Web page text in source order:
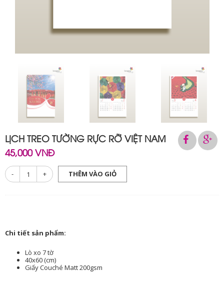
LỊCH TREO TƯỜNG RỰC RỠ VIỆT NAM
45,000 VNĐ
- + THÊM VÀO GIỎ
Chi tiết sản phẩm:
Lò xo 7 tờ
40x60 (cm)
Giấy Couché Matt 200gsm